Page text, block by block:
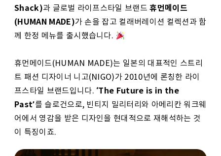
Shack)과 글로벌 라이프스타일 브랜드 휴먼메이드
(HUMAN MADE)가 손을 잡고 컬래버레이션 컬렉션과 함
께 한정 메뉴를 출시했습니다.
휴먼메이드(HUMAN MADE)는 일본의 대표적인 스트리
트 패션 디자이너 니고(NIGO)가 2010년에 론칭한 라이
프스타일 브랜드입니다. ‘The Future is in the
Past’를 슬로건으로, 빈티지 밀리터리와 아메리칸 워크웨
어에서 영감을 받은 디자인을 현대적으로 재해석하는 것
이 특징이죠.